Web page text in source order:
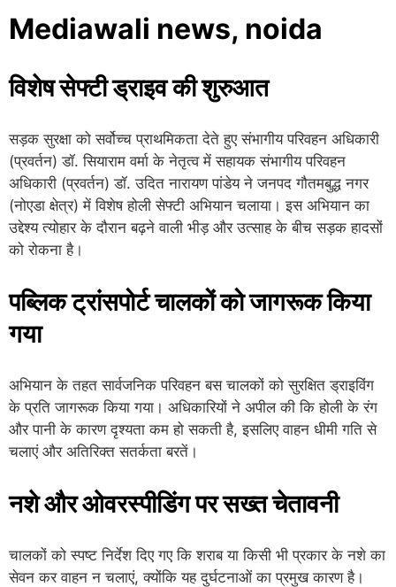
Mediawali news, noida
विशेष सेफ्टी ड्राइव की शुरुआत
सड़क सुरक्षा को सर्वोच्च प्राथमिकता देते हुए संभागीय परिवहन अधिकारी
(प्रवर्तन) डॉ. सियाराम वर्मा के नेतृत्व में सहायक संभागीय परिवहन
अधिकारी (प्रवर्तन) डॉ. उदित नारायण पांडेय ने जनपद गौतमबुद्ध नगर
(नोएडा क्षेत्र) में विशेष होली सेफ्टी अभियान चलाया। इस अभियान का
उद्देश्य त्योहार के दौरान बढ़ने वाली भीड़ और उत्साह के बीच सड़क हादसों
को रोकना है।
पब्लिक ट्रांसपोर्ट चालकों को जागरूक किया
गया
अभियान के तहत सार्वजनिक परिवहन बस चालकों को सुरक्षित ड्राइविंग
के प्रति जागरूक किया गया। अधिकारियों ने अपील की कि होली के रंग
और पानी के कारण दृश्यता कम हो सकती है, इसलिए वाहन धीमी गति से
चलाएं और अतिरिक्त सतर्कता बरतें।
नशे और ओवरस्पीडिंग पर सख्त चेतावनी
चालकों को स्पष्ट निर्देश दिए गए कि शराब या किसी भी प्रकार के नशे का
सेवन कर वाहन न चलाएं, क्योंकि यह दुर्घटनाओं का प्रमुख कारण है।